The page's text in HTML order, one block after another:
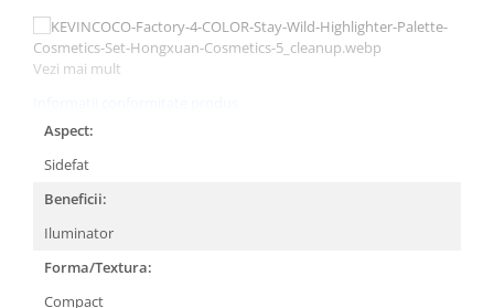
Jucarii pentru copii
Jucarii si Jocuri
Markere si Set Desen
Markere si Set Desen
Scaune de masa bebe
Articole Petrecere
Vezi mai mult
Aspect:
Sidefat
Beneficii:
Iluminator
Forma/Textura:
Compact